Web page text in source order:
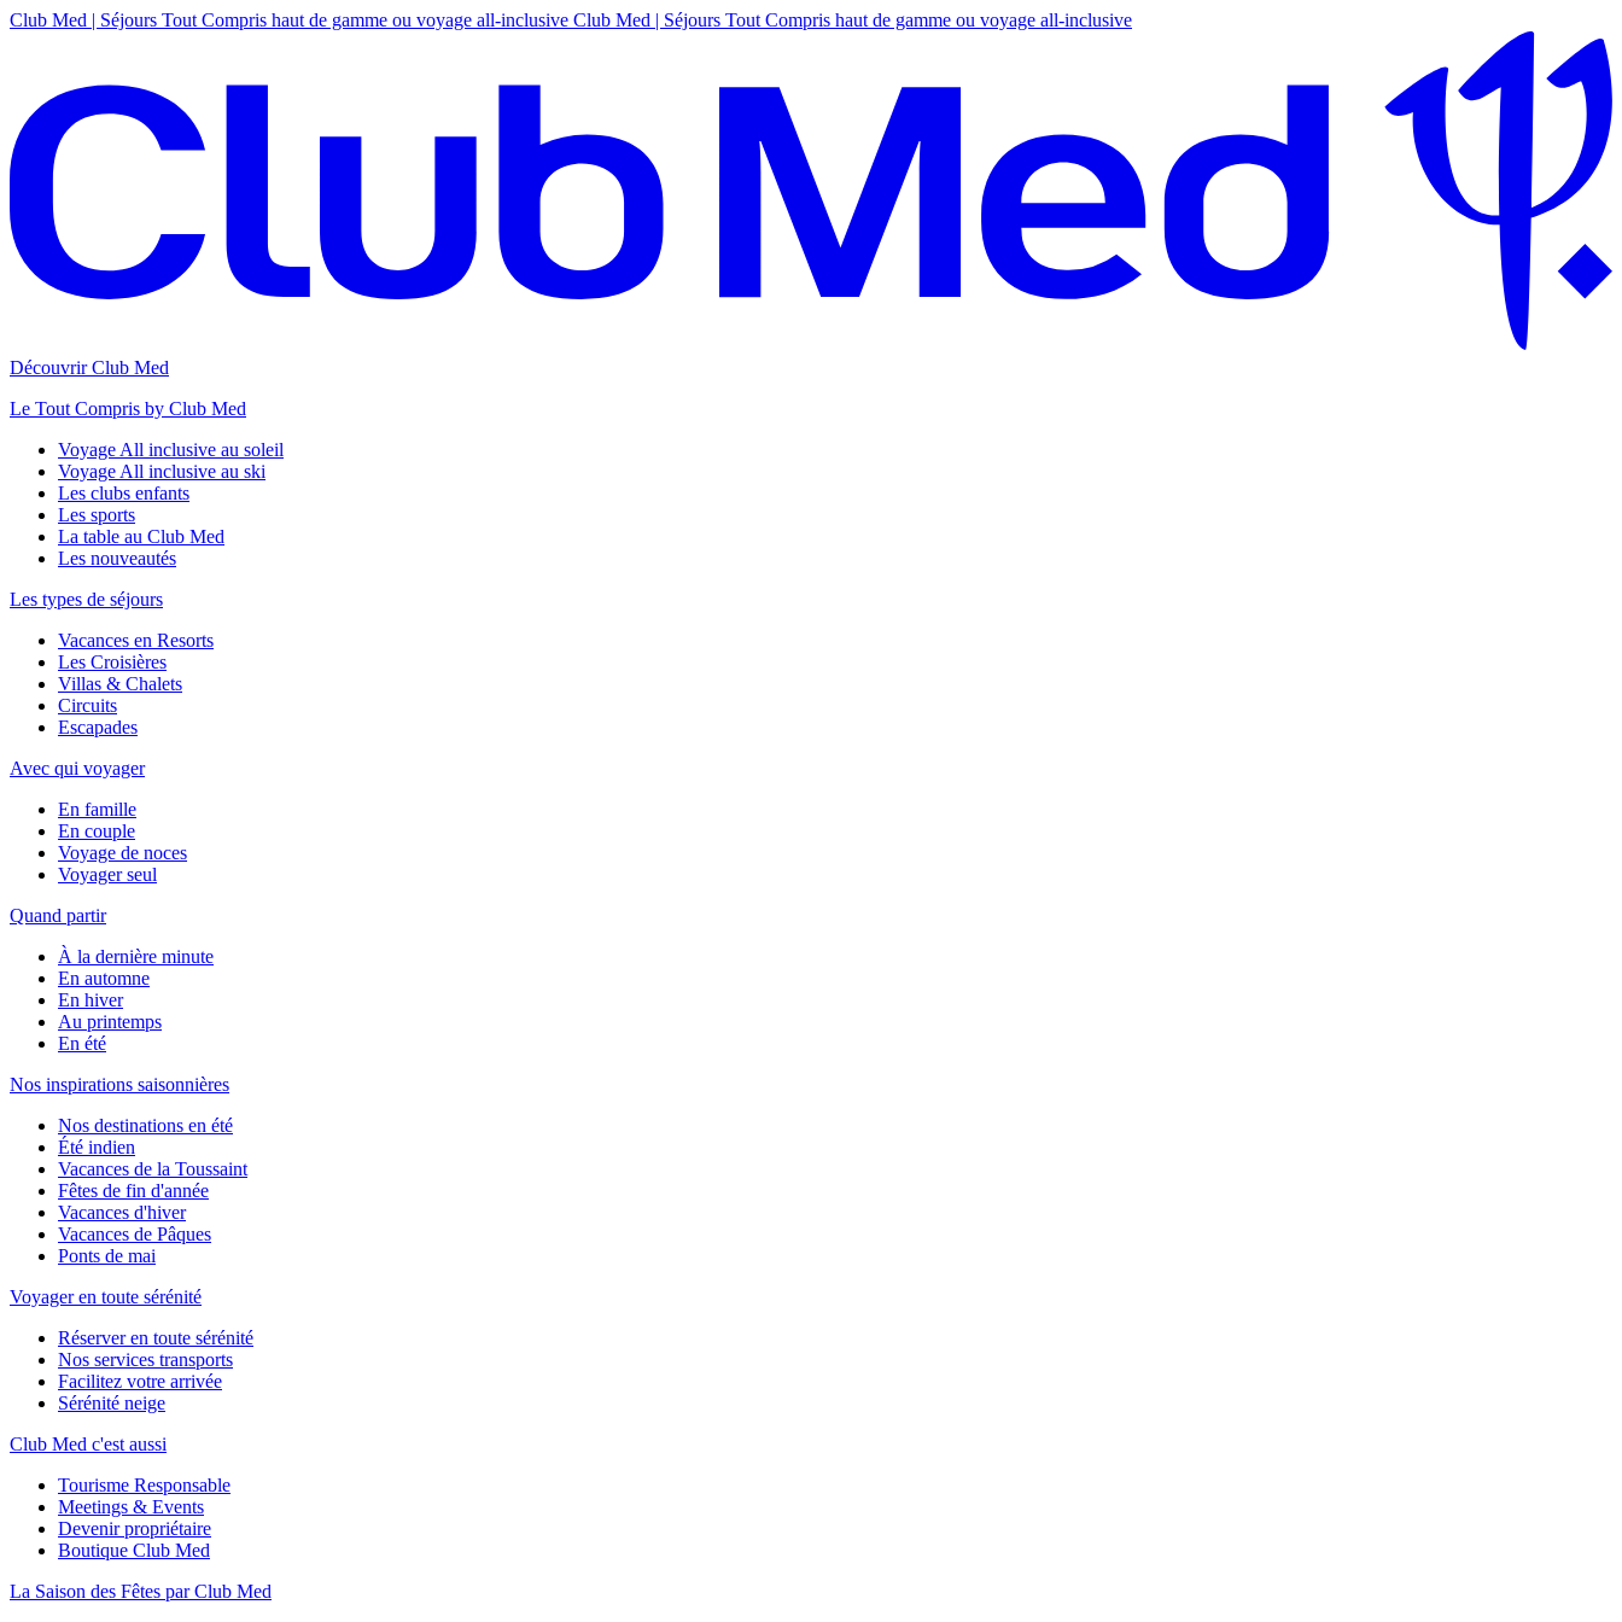
Club Med | Séjours Tout Compris haut de gamme ou voyage all-inclusive Club Med | Séjours Tout Compris haut de gamme ou voyage all-inclusive
Découvrir Club Med
Le Tout Compris by Club Med
Voyage All inclusive au soleil
Voyage All inclusive au ski
Les clubs enfants
Les sports
La table au Club Med
Les nouveautés
Les types de séjours
Vacances en Resorts
Les Croisières
Villas & Chalets
Circuits
Escapades
Avec qui voyager
En famille
En couple
Voyage de noces
Voyager seul
Quand partir
À la dernière minute
En automne
En hiver
Au printemps
En été
Nos inspirations saisonnières
Nos destinations en été
Été indien
Vacances de la Toussaint
Fêtes de fin d'année
Vacances d'hiver
Vacances de Pâques
Ponts de mai
Voyager en toute sérénité
Réserver en toute sérénité
Nos services transports
Facilitez votre arrivée
Sérénité neige
Club Med c'est aussi
Tourisme Responsable
Meetings & Events
Devenir propriétaire
Boutique Club Med
La Saison des Fêtes par Club Med